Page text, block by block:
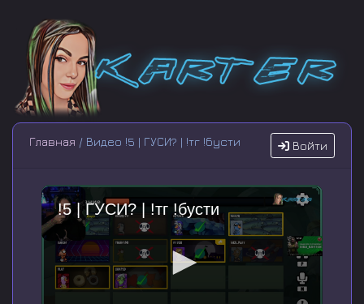
Войти
Главная / Видео !5 | ГУСИ? | !тг !бусти
!5 | ГУСИ? | !тг !бусти